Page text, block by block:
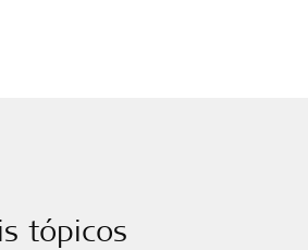
tópicos